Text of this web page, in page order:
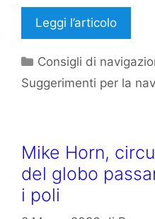
Leggi l’articolo
Categorie
Consigli di
Suggerimenti per la
Mike Horn,
del globo
i poli